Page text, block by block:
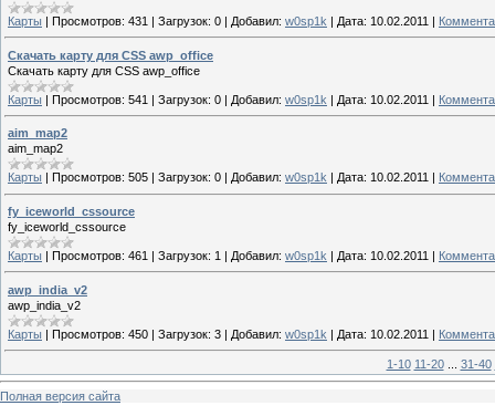
Карты | Просмотров: 431 | Загрузок: 0 | Добавил: w0sp1k | Дата: 10.02.2011 |
Скачать карту для CSS awp_office
Скачать карту для CSS awp_office
Карты | Просмотров: 541 | Загрузок: 0 | Добавил: w0sp1k | Дата: 10.02.2011 |
aim_map2
aim_map2
Карты | Просмотров: 505 | Загрузок: 0 | Добавил: w0sp1k | Дата: 10.02.2011 |
fy_iceworld_cssource
fy_iceworld_cssource
Карты | Просмотров: 461 | Загрузок: 1 | Добавил: w0sp1k | Дата: 10.02.2011 |
awp_india_v2
awp_india_v2
Карты | Просмотров: 450 | Загрузок: 3 | Добавил: w0sp1k | Дата: 10.02.2011 |
1-10 11-20 31-40
Полная версия сайта